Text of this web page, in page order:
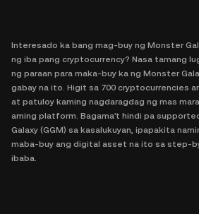
Interesado ka bang mag-buy ng Monster
ng iba pang cryptocurrency? Nasa tamang
ng paraan para maka-buy ka ng Monster
gabay na ito. Higit sa 700 cryptocurrencies
at patuloy kaming nagdaragdag ng mas
aming platform. Bagama't hindi pa
Galaxy (GGM) sa kasalukuyan, ipapakita
maba-buy ang digital asset na ito sa step-
ibaba.